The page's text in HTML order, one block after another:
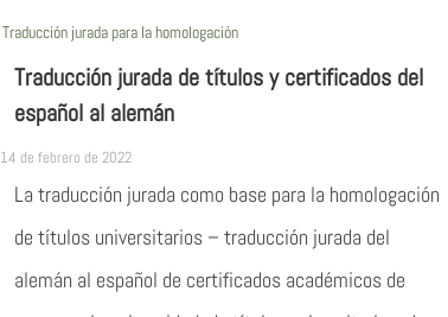
Traducción jurada para la homologación
Traducción jurada de títulos y certificados del
español al alemán
14 de febrero de 2022
La traducción jurada como base para la homologación
de títulos universitarios – traducción jurada del
alemán al español de certificados académicos de